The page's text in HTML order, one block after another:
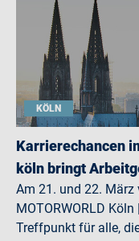
KÖLN
Karrierechancen
köln bringt
Am 21. und 22. März
MOTORWORLD
Treffpunkt für alle,